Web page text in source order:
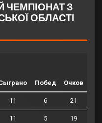
ЧЕМПІОНАТ З
ОБЛАСТІ
Побед Очков
11 6 21
11 5 19